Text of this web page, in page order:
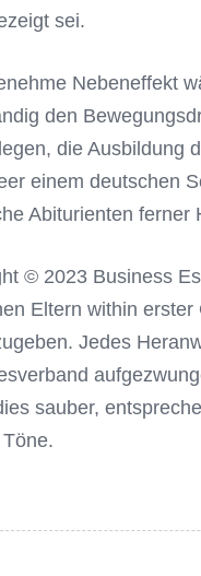
sei.
Nebeneffekt
den
die Ausbildung
einem deutschen
Abiturienten ferner
© 2023 Business
Eltern within
Jedes
sauber,